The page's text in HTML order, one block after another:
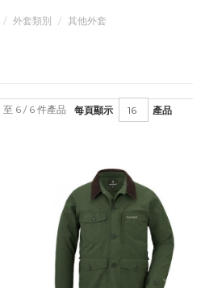
外套類別 其他外套
每頁顯示 產品
至 6 / 6 件產品